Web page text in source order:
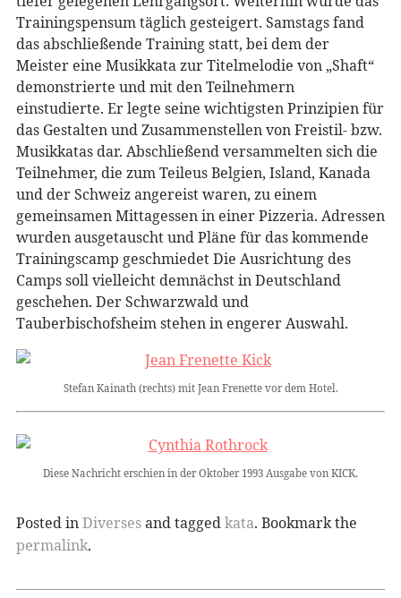
Trainingspensum täglich gesteigert. Samstags fand
das abschließende Training statt, bei dem der
Meister eine Musikkata zur Titelmelodie von „Shaft“
demonstrierte und mit den Teilnehmern
einstudierte. Er legte seine wichtigsten Prinzipien für
das Gestalten und Zusammenstellen von Freistil- bzw.
Musikkatas dar. Abschließend versammelten sich die
Teilnehmer, die zum Teileus Belgien, Island, Kanada
und der Schweiz angereist waren, zu einem
gemeinsamen Mittagessen in einer Pizzeria. Adressen
wurden ausgetauscht und Pläne für das kommende
Trainingscamp geschmiedet Die Ausrichtung des
Camps soll vielleicht demnächst in Deutschland
geschehen. Der Schwarzwald und
Tauberbischofsheim stehen in engerer Auswahl.
Stefan Kainath (rechts) mit Jean Frenette vor dem Hotel.
Diese Nachricht erschien in der Oktober 1993 Ausgabe von KICK.
Posted inDiversesand taggedkata. Bookmark the
permalink.